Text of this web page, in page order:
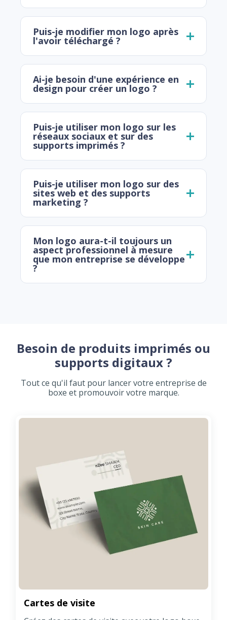
Puis-je modifier mon logo après
l'avoir téléchargé ?
Ai-je besoin d'une expérience en
design pour créer un logo ?
Puis-je utiliser mon logo sur les
réseaux sociaux et sur des
supports imprimés ?
Puis-je utiliser mon logo sur des
sites web et des supports
marketing ?
Mon logo aura-t-il toujours un
aspect professionnel à mesure
que mon entreprise se développe
?
Besoin de produits imprimés ou
supports digitaux ?
Tout ce qu'il faut pour lancer votre entreprise de
boxe et promouvoir votre marque.
Cartes de visite